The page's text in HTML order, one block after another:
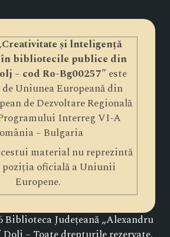
Creativitate și lnteligență
bibliotecile publice din
– cod Ro-Bg00257” este
Uniunea Europeană din
de Dezvoltare Regională
Interreg VI-A
– Bulgaria
material nu reprezintă
poziția oficială a Uniunii
Europene.
Județeană „Alexandru